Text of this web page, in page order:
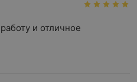
и отличное